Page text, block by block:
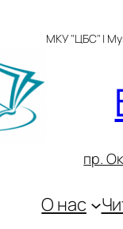
МКУ "ЦБС" |
пр.
О нас